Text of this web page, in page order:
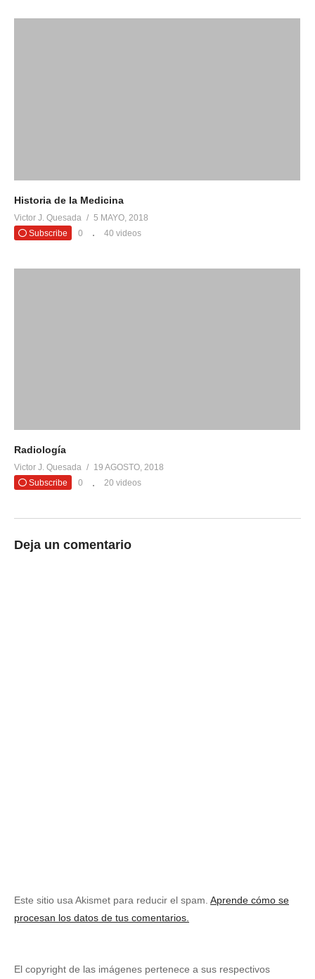
Historia de la Medicina
Victor J. Quesada
5 MAYO, 2018
Subscribe
0 40 videos
Radiología
Victor J. Quesada
19 AGOSTO, 2018
Subscribe
0 20 videos
Deja un comentario
Este sitio usa Akismet para reducir el spam. Aprende cómo se
procesan los datos de tus comentarios.
El copyright de las imágenes pertenece a sus respectivos